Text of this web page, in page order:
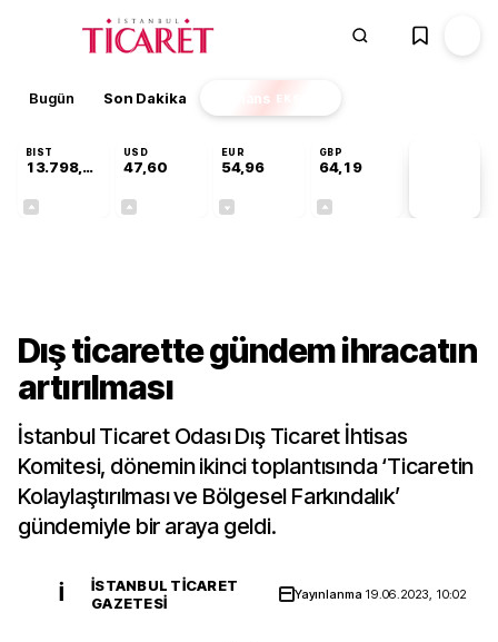
Bugün Son Dakika Finans EKSTRA
BIST
13.798,82
USD
47,60
EUR
54,96
GBP
64,19
Dış ticarette gündem ihracatın
artırılması
İstanbul Ticaret Odası Dış Ticaret İhtisas
Komitesi, dönemin ikinci toplantısında ‘Ticaretin
Kolaylaştırılması ve Bölgesel Farkındalık’
gündemiyle bir araya geldi.
İ
İSTANBUL TICARET
GAZETESI
Yayınlanma 19.06.2023, 10:02